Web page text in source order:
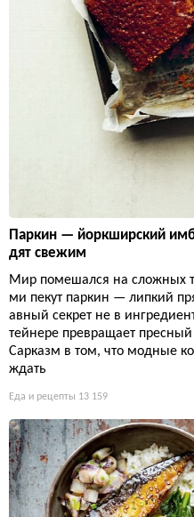
Паркин — йоркширский
дят свежим
Мир помешался на сложных
ми пекут паркин — липкий
авный секрет не в
тейнере превращает
Сарказм в том, что модные
ждать
Еда и рецепты 13 159